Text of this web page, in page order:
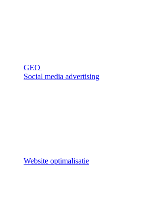
GEO
Social media advertising
Website optimalisatie